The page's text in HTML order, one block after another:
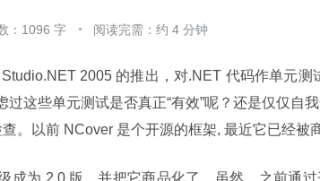
：1096 字 阅读完需：约 4 分钟
2005 的推出，对.NET 代码作单元
过这些单元测试是否真正“有效”呢？还是仅仅自
。以前 NCover 是个开源的框架, 最近它已经被
成为 2.0 版，并把它商品化了。虽然，之前通